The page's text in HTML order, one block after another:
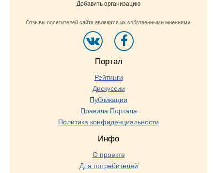
Добавить организацию
Отзывы посетителей сайта являются их собственными мнениями.
Портал
Рейтинги
Дискуссии
Публикации
Правила Портала
Политика конфиденциальности
Инфо
О проекте
Для потребителей